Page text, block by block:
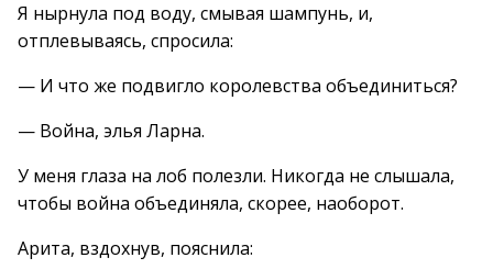
Я нырнула под воду, смывая шампунь, и,
отплевываясь, спросила:
— И что же подвигло королевства объединиться?
— Война, элья Ларна.
У меня глаза на лоб полезли. Никогда не слышала,
чтобы война объединяла, скорее, наоборот.
Арита, вздохнув, пояснила: